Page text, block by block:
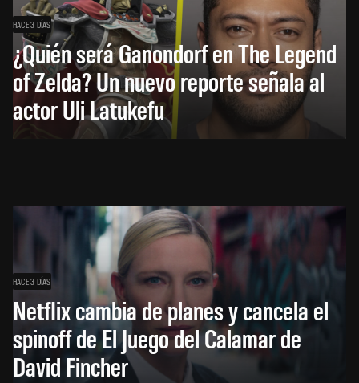
HACE 3 DÍAS
¿Quién será Ganondorf en The Legend
of Zelda? Un nuevo reporte señala al
actor Uli Latukefu
HACE 3 DÍAS
Netflix cambia de planes y cancela el
spinoff de El Juego del Calamar de
David Fincher